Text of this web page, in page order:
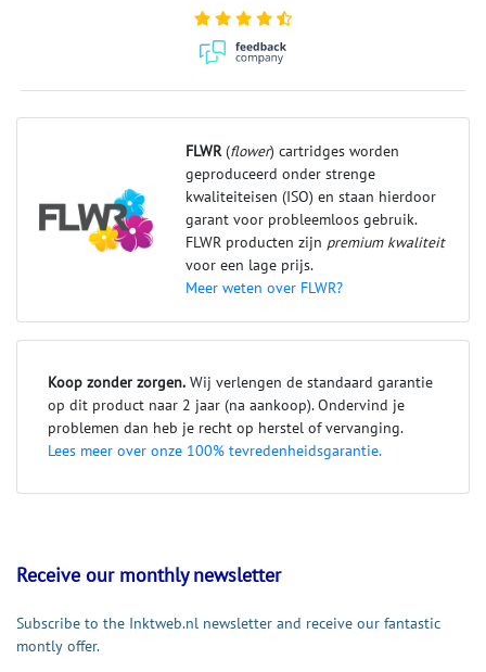
FLWR(flower) cartridges worden
geproduceerd onder strenge
kwaliteiteisen (ISO) en staan hierdoor
garant voor probleemloos gebruik.
FLWR producten zijn premium kwaliteit
voor een lage prijs.
Meer weten over FLWR?
Koop zonder zorgen. Wij verlengen de standaard garantie
op dit product naar 2 jaar (na aankoop). Ondervind je
problemen dan heb je recht op herstel of vervanging.
Lees meer over onze 100% tevredenheidsgarantie.
Receive our monthly newsletter
Subscribe to the Inktweb.nl newsletter and receive our fantastic
montly offer.